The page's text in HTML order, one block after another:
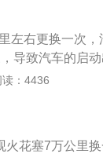
数字式扭力扳手
，低功
增压发动机代号
左右更换一次
导致汽车的启
高性能中大型
风格，为汽车
注。
读：4436
花塞7万公里